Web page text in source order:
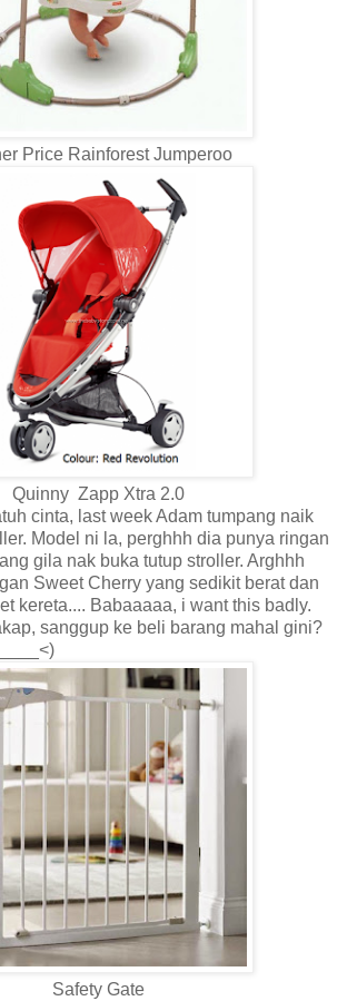
Price Rainforest Jumperoo
Quinny Zapp Xtra 2.0
cinta, last week Adam tumpang naik
Model ni la, perghhh dia punya ringan
gila nak buka tutup stroller. Arghhh
Sweet Cherry yang sedikit berat dan
kereta.... Babaaaaa, i want this badly.
sanggup ke beli barang mahal gini?
Safety Gate